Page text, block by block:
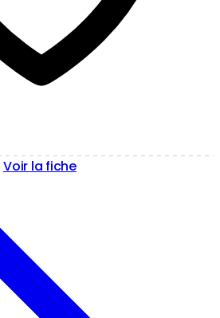
Voir la fiche